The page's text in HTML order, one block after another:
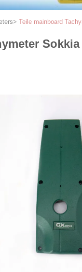
> Teile mainboard